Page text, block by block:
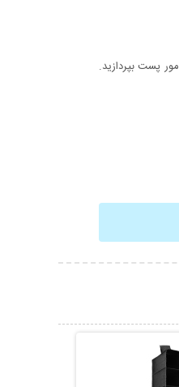
پست بپردازید.